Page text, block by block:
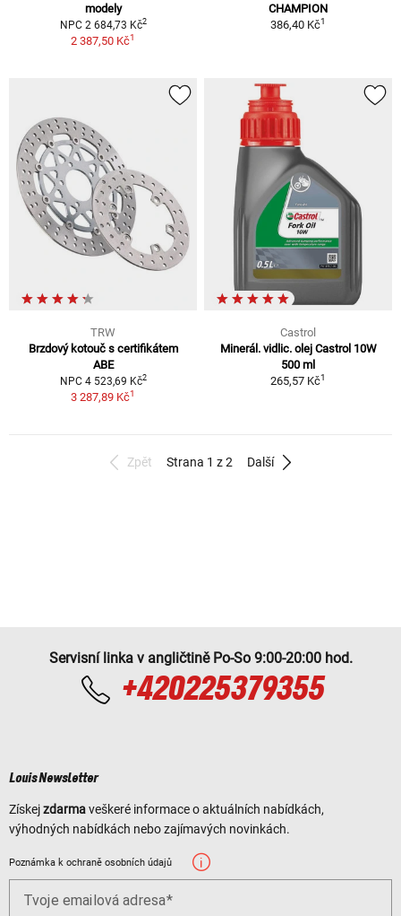
modely
NPC 2 684,73 Kč2
2 387,50 Kč1
CHAMPION
386,40 Kč1
TRW
Brzdový kotouč s certifikátem
ABE
NPC 4 523,69 Kč2
3 287,89 Kč1
Castrol
Minerál. vidlic. olej Castrol 10W
500 ml
265,57 Kč1
Zpět Strana 1 z 2 Další
Servisní linka v angličtině Po-So 9:00-20:00 hod.
+420225379355
Louis Newsletter
Získejzdarmaveškeré informace o aktuálních nabídkách,
výhodných nabídkách nebo zajímavých novinkách.
Poznámka k ochraně osobních údajů
Tvoje emailová adresa